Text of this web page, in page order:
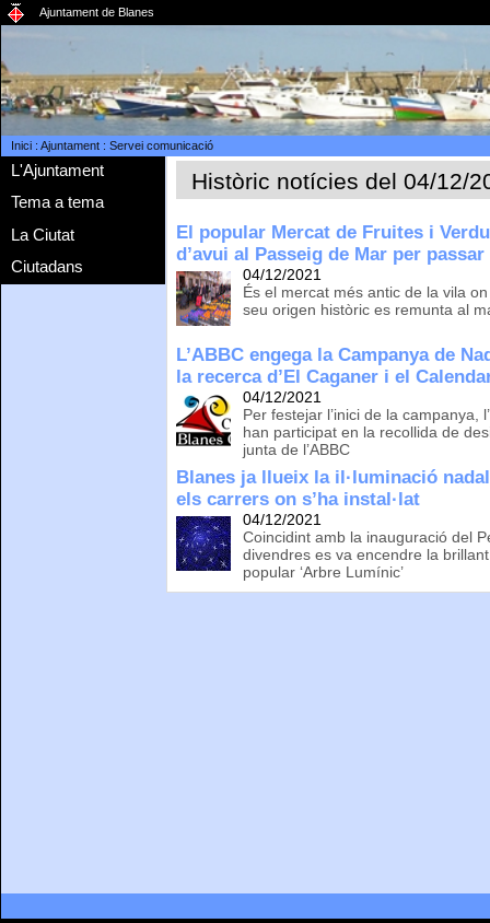
Ajuntament de Blanes
Inici: Ajuntament: Servei comunicació
L'Ajuntament
Tema a tema
La Ciutat
Ciutadans
Històric notícies del 04/12/
El popular Mercat de Fruites i
d’avui al Passeig de Mar per passar
04/12/2021
És el mercat més antic de la vila
seu origen històric es remunta al
L’ABBC engega la Campanya de
la recerca d’El Caganer i el
04/12/2021
Per festejar l’inici de la campanya,
han participat en la recollida de
junta de l’ABBC
Blanes ja llueix la il·luminació
els carrers on s’ha instal·lat
04/12/2021
Coincidint amb la inauguració del
divendres es va encendre la
popular ‘Arbre Lumínic’